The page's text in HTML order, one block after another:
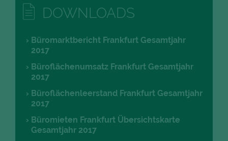
DOWNLOADS
Büromarktbericht Frankfurt Gesamtjahr
2017
Büroflächenumsatz Frankfurt Gesamtjahr
2017
Büroflächenleerstand Frankfurt Gesamtjahr
2017
Büromieten Frankfurt Übersichtskarte
Gesamtjahr 2017
Alle akzeptieren